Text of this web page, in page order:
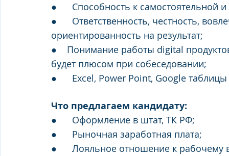
●      Способность к самостоятельной
●      Ответственность, честность,
ориентированность на результат;
●    Понимание работы digital
будет плюсом при собеседовании;
●      Excel, Power Point, Google
Что предлагаем кандидату:
●      Оформление в штат, ТК РФ;
●      Рыночная заработная плата;
●      Лояльное отношение к рабочему